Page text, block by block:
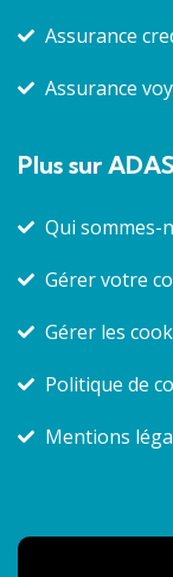
Assurance
Assurance
Plus sur
Qui sommes-
Gérer votre
Gérer les
Politique de
Mentions